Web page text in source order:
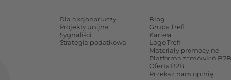
Dla akcjonariuszy
Projekty unijne
Sygnaliści
Strategia podatkowa
Blog
Grupa Trefl
Kariera
Logo Trefl
Materiały promocyjne
Platforma zamówień B2B
Oferta B2B
Przekaż nam opinię